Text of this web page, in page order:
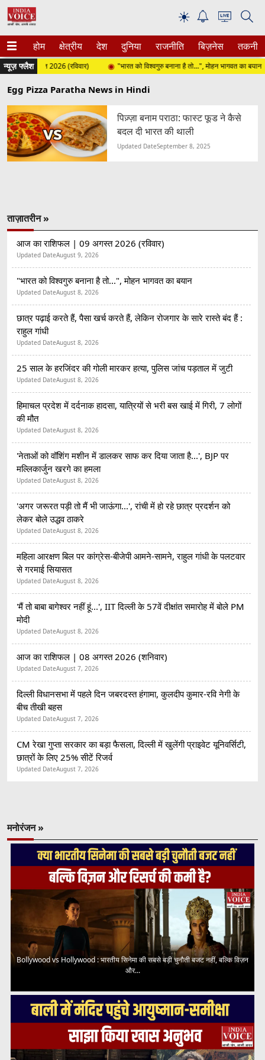
☀
होम क्षेत्रीय देश दुनिया राजनीति बिज़नेस तकनीक
न्यूज़ फ्लैश
| 09 अगस्त 2026 (रविवार) "भारत को विश्वगुरु बनाना है तो...", मोहन भागवत का बयान
Egg Pizza Paratha News in Hindi
पिज़्ज़ा बनाम पराठा: फास्ट फूड ने कैसे
बदल दी भारत की थाली
Updated DateSeptember 8, 2025
ताज़ातरीन »
आज का राशिफल | 09 अगस्त 2026 (रविवार)
Updated DateAugust 9, 2026
"भारत को विश्वगुरु बनाना है तो...", मोहन भागवत का बयान
Updated DateAugust 8, 2026
छात्र पढ़ाई करते हैं, पैसा खर्च करते हैं, लेकिन रोजगार के सारे रास्ते बंद हैं :
राहुल गांधी
Updated DateAugust 8, 2026
25 साल के हरजिंदर की गोली मारकर हत्या, पुलिस जांच पड़ताल में जुटी
Updated DateAugust 8, 2026
हिमाचल प्रदेश में दर्दनाक हादसा, यात्रियों से भरी बस खाई में गिरी, 7 लोगों
की मौत
Updated DateAugust 8, 2026
'नेताओं को वॉशिंग मशीन में डालकर साफ कर दिया जाता है...', BJP पर
मल्लिकार्जुन खरगे का हमला
Updated DateAugust 8, 2026
'अगर जरूरत पड़ी तो मैं भी जाऊंगा...', रांची में हो रहे छात्र प्रदर्शन को
लेकर बोले उद्धव ठाकरे
Updated DateAugust 8, 2026
महिला आरक्षण बिल पर कांग्रेस-बीजेपी आमने-सामने, राहुल गांधी के पलटवार
से गरमाई सियासत
Updated DateAugust 8, 2026
'मैं तो बाबा बागेश्वर नहीं हूं...', IIT दिल्ली के 57वें दीक्षांत समारोह में बोले PM
मोदी
Updated DateAugust 8, 2026
आज का राशिफल | 08 अगस्त 2026 (शनिवार)
Updated DateAugust 7, 2026
दिल्ली विधानसभा में पहले दिन जबरदस्त हंगामा, कुलदीप कुमार-रवि नेगी के
बीच तीखी बहस
Updated DateAugust 7, 2026
CM रेखा गुप्ता सरकार का बड़ा फैसला, दिल्ली में खुलेंगी प्राइवेट यूनिवर्सिटी,
छात्रों के लिए 25% सीटें रिजर्व
Updated DateAugust 7, 2026
मनोरंजन »
Bollywood vs Hollywood : भारतीय सिनेमा की सबसे बड़ी चुनौती बजट नहीं, बल्कि विज़न
और...